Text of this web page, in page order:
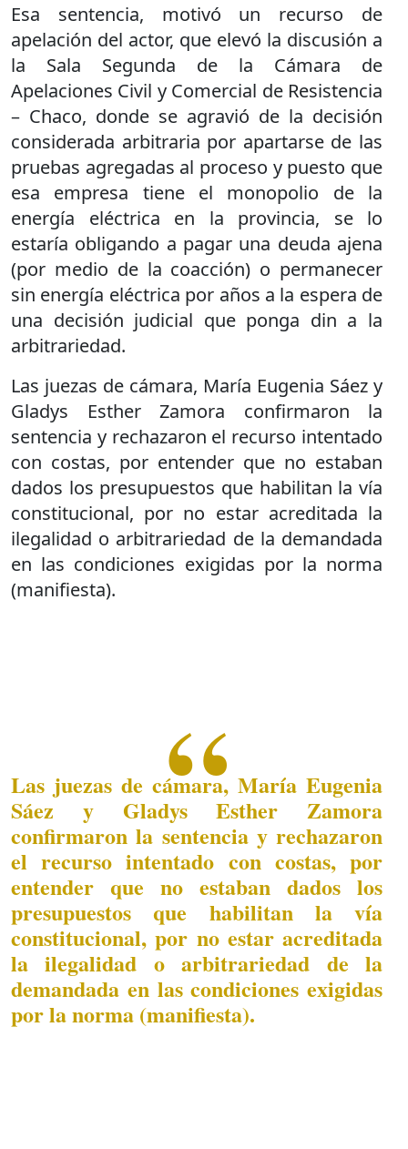
Esa sentencia, motivó un recurso de
apelación del actor, que elevó la discusión a
la Sala Segunda de la Cámara de
Apelaciones Civil y Comercial de Resistencia
– Chaco, donde se agravió de la decisión
considerada arbitraria por apartarse de las
pruebas agregadas al proceso y puesto que
esa empresa tiene el monopolio de la
energía eléctrica en la provincia, se lo
estaría obligando a pagar una deuda ajena
(por medio de la coacción) o permanecer
sin energía eléctrica por años a la espera de
una decisión judicial que ponga din a la
arbitrariedad.
Las juezas de cámara, María Eugenia Sáez y
Gladys Esther Zamora confirmaron la
sentencia y rechazaron el recurso intentado
con costas, por entender que no estaban
dados los presupuestos que habilitan la vía
constitucional, por no estar acreditada la
ilegalidad o arbitrariedad de la demandada
en las condiciones exigidas por la norma
(manifiesta).
Las juezas de cámara, María Eugenia
Sáez y Gladys Esther Zamora
confirmaron la sentencia y rechazaron
el recurso intentado con costas, por
entender que no estaban dados los
presupuestos que habilitan la vía
constitucional, por no estar acreditada
la ilegalidad o arbitrariedad de la
demandada en las condiciones exigidas
por la norma (manifiesta).